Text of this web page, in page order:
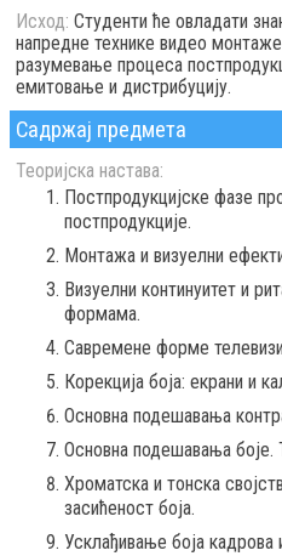
Исход: Студенти ће овладати
напредне технике видео
разумевање процеса
емитовање и дистрибуцију.
Садржај предмета
Теоријска настава:
Постпродукцијске фазе
постпродукције.
Монтажа и визуелни
Визуелни континуитет и
формама.
Савремене форме
Корекција боја: екрани и
Основна подешавања
Основна подешавања боје.
Хроматска и тонска
засићеност боја.
Усклађивање боја